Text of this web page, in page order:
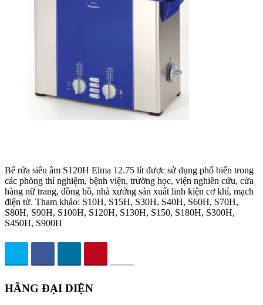
Bể rửa siêu âm S120H Elma 12.75 lít được sử dụng phổ biến trong
các phòng thí nghiệm, bệnh viện, trường học, viện nghiên cứu, cửa
hàng nữ trang, đồng hồ, nhà xưởng sản xuất linh kiện cơ khí, mạch
điện tử. Tham khảo: S10H, S15H, S30H, S40H, S60H, S70H,
S80H, S90H, S100H, S120H, S130H, S150, S180H, S300H,
S450H, S900H
HÃNG ĐẠI DIỆN